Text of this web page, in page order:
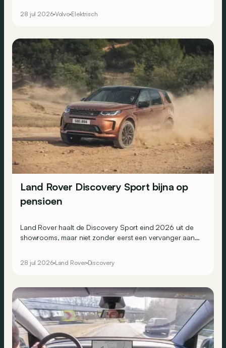
28 jul 2026 Volvo Elektrisch
Land Rover Discovery Sport bijna op
pensioen
Land Rover haalt de Discovery Sport eind 2026 uit de
showrooms, maar niet zonder eerst een vervanger aan
28 jul 2026 Land Rover Discovery